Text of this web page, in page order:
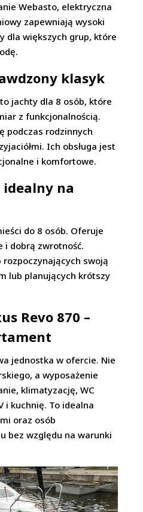
Webasto, elektryczna
zapewniają wysoki
dla większych grup, które
klasyk
jachty dla 8 osób, które
z funkcjonalnością.
podczas rodzinnych
Ich obsługa jest
i komfortowe.
idealny na
do 8 osób. Oferuje
i dobrą zwrotność.
swoją
lub planujących krótszy
Revo 870 –
jednostka w ofercie. Nie
a wyposażenie
klimatyzację, WC
i kuchnię. To idealna
oraz osób
bez względu na warunki